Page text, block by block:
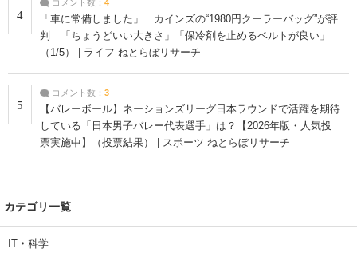
4
コメント数： 4
「車に常備しました」 カインズの“1980円クーラーバッグ”が評
判 「ちょうどいい大きさ」「保冷剤を止めるベルトが良い」
（1/5） | ライフ ねとらぼリサーチ
5
コメント数： 3
【バレーボール】ネーションズリーグ日本ラウンドで活躍を期待
している「日本男子バレー代表選手」は？【2026年版・人気投
票実施中】（投票結果） | スポーツ ねとらぼリサーチ
カテゴリ一覧
IT・科学